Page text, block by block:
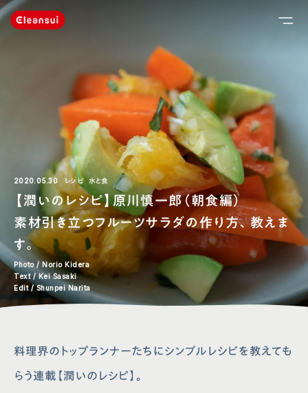
2020.05.30 レシピ 水と食
【潤いのレシピ】原川慎一郎（朝食編）
素材引き立つフルーツサラダの作り方、教えま
す。
Photo / Norio Kidera
Text / Kei Sasaki
Edit / Shunpei Narita
料理界のトップランナーたちにシンプルレシピを教えても
らう連載【潤いのレシピ】。